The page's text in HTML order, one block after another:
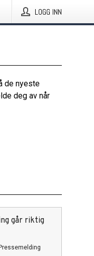
LOGG INN
de nyeste
deg av når
går riktig
Pressemelding